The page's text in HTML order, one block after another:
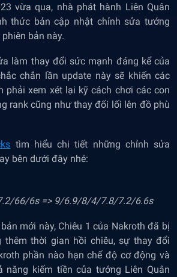
vừa qua, nhà phát hành Liên Quân
thức bản cập nhật chỉnh sửa tướng
bản này.
làm thay đổi sức mạnh đáng kể của
chắn lần update này sẽ khiến các
phải xem xét lại kỹ cách chơi các con
rank cũng như thay đối lối lên đồ phù
tìm hiểu chi tiết những chỉnh sửa
bên dưới đây nhé:
66/6s => 9/6.9/8/4/7.8/7.2/6.6s
mới này, Chiêu 1 của Nakroth đã bị
thêm thời gian hồi chiêu, sự thay đổi
phần nào hạn chế độ cơ động và
năng kiếm tiền của tướng Liên Quân